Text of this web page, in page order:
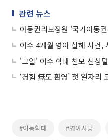
관련 뉴스
'그알' 여수 학대 친모 신상
‘경험 無도 환영’ 첫 일자리
#아동학대 #영아사망